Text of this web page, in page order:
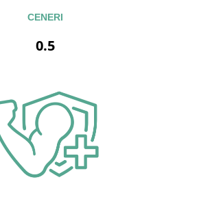
CENERI
0.5